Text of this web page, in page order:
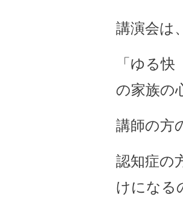
講演会は
「ゆる
の家族の
講師の方
認知症の
けになる